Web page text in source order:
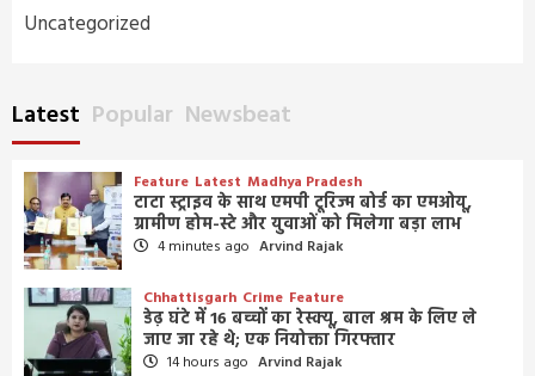
Uncategorized
Latest Popular Newsbeat
Feature Latest Madhya Pradesh
टाटा स्ट्राइव के साथ एमपी टूरिज्म बोर्ड का एमओयू,
ग्रामीण होम-स्टे और युवाओं को मिलेगा बड़ा लाभ
4 minutes ago Arvind Rajak
Chhattisgarh Crime Feature
डेढ़ घंटे में 16 बच्चों का रेस्क्यू, बाल श्रम के लिए ले
जाए जा रहे थे; एक नियोक्ता गिरफ्तार
14 hours ago Arvind Rajak